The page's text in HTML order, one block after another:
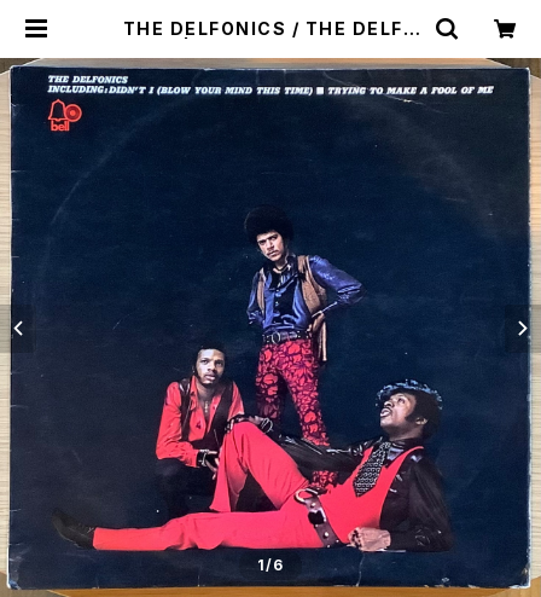
THE DELFONICS / THE DELFO
1/6